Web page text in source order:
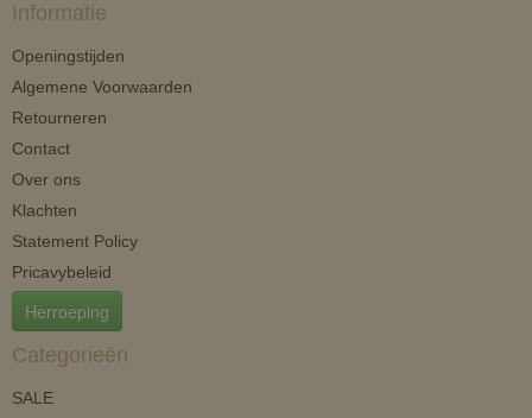
Informatie
Openingstijden
Algemene Voorwaarden
Retourneren
Contact
Over ons
Klachten
Statement Policy
Pricavybeleid
Herroeping
Categorieën
SALE